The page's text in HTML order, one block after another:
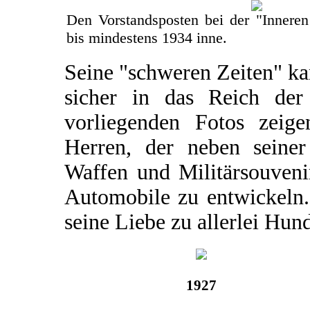
Den Vorstandsposten bei der
bis mindestens 1934 inne.
Seine "schweren Zeiten"
sicher in das Reich der
vorliegenden Fotos
Herren, der neben
Waffen und
Automobile zu
seine Liebe zu allerlei
1927